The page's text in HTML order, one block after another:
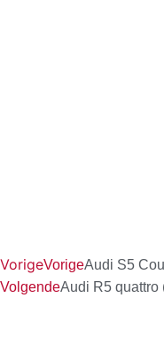
VorigeVorigeAudi S5
VolgendeAudi R5 quattro